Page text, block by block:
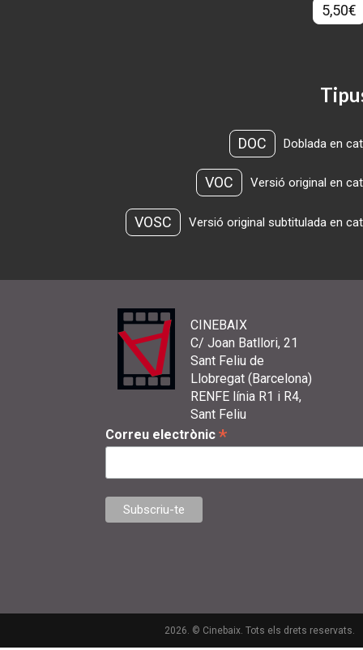
5,50€
DOC Doblada en
VOC Versió original en
VOSC Versió original subtitulada en
CINEBAIX
C/ Joan Batllori, 21
Sant Feliu de
Llobregat (Barcelona)
RENFE línia R1 i R4,
Sant Feliu
Correu electrònic *
2026. © Cinebaix. Tots els drets reservats.